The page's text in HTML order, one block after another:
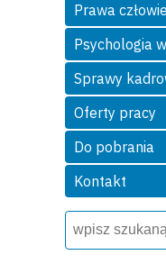
Prawa
Psychologia
Sprawy
Oferty pracy
Do pobrania
Kontakt
Wyszukiwarka
Szukaj